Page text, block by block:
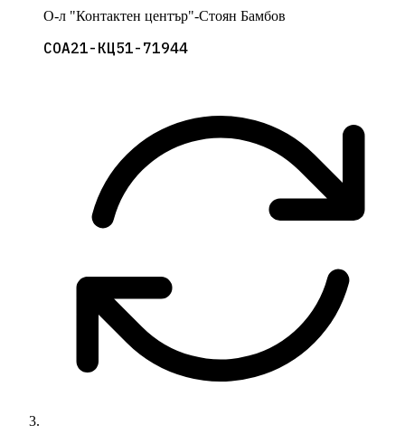
О-л "Контактен център"-Стоян Бамбов
СОА21-КЦ51-71944